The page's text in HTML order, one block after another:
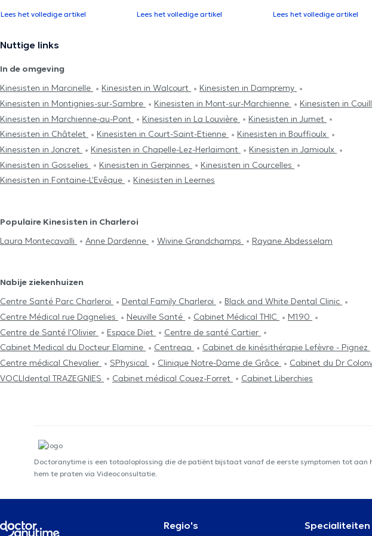
Lees het volledige artikel Lees het volledige artikel Lees het volledige artikel
Nuttige links
In de omgeving
Kinesisten in Marcinelle
Kinesisten in Walcourt
Kinesisten in Dampremy
Kinesisten in Montignies-sur-Sambre
Kinesisten in Mont-sur-Marchienne
Kinesisten in
Kinesisten in Marchienne-au-Pont
Kinesisten in La Louvière
Kinesisten in Jumet
Kinesisten in Châtelet
Kinesisten in Court-Saint-Etienne
Kinesisten in Bouffioulx
Kinesisten in Joncret
Kinesisten in Chapelle-Lez-Herlaimont
Kinesisten in Jamioulx
Kinesisten in Gosselies
Kinesisten in Gerpinnes
Kinesisten in Courcelles
Kinesisten in Fontaine-L'Evêque
Kinesisten in Leernes
Populaire Kinesisten in Charleroi
Laura Montecavalli
Anne Dardenne Wivine Grandchamps Rayane Abdesselam
Nabije ziekenhuizen
Centre Santé Parc Charleroi
Dental Family Charleroi
Black and White Dental Clinic
Centre Médical rue Dagnelies
Neuville Santé Cabinet Médical THIC
M190
Centre de Santé l'Olivier
Espace Diet
Centre de santé Cartier
Cabinet Medical du Docteur Elamine
Centreaa
Cabinet de kinésithérapie Lefèvre - Pignez
Centre médical Chevalier
SPhysical Clinique Notre-Dame de Grâce
Cabinet du Dr
VOCLIdental TRAZEGNIES
Cabinet médical Couez-Forret Cabinet Liberchies
Doctoranytime is een totaaloplossing die de patiënt bijstaat vanaf de eerste symptomen tot
hem te praten via Videoconsultatie.
Regio's Specialiteiten